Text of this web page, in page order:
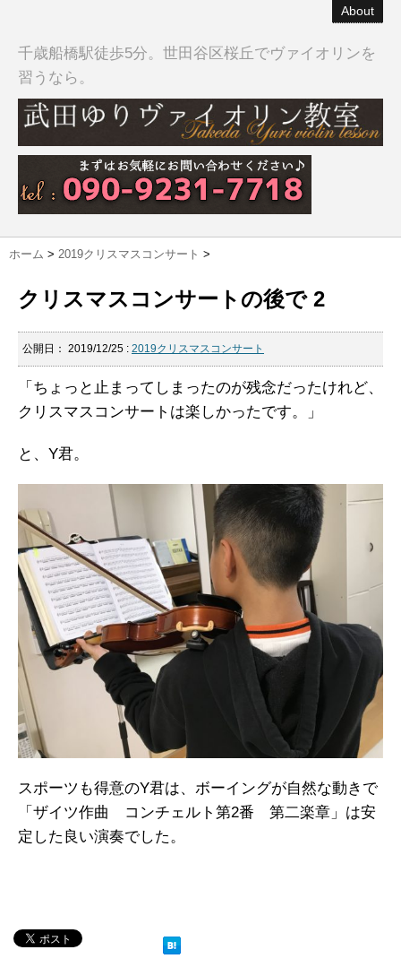
About
千歳船橋駅徒歩5分。世田谷区桜丘でヴァイオリンを
習うなら。
ホーム > 2019クリスマスコンサート >
クリスマスコンサートの後で 2
公開日： 2019/12/25 : 2019クリスマスコンサート
「ちょっと止まってしまったのが残念だったけれど、
クリスマスコンサートは楽しかったです。」
と、Y君。
スポーツも得意のY君は、ボーイングが自然な動きで
「ザイツ作曲 コンチェルト第2番 第二楽章」は安
定した良い演奏でした。